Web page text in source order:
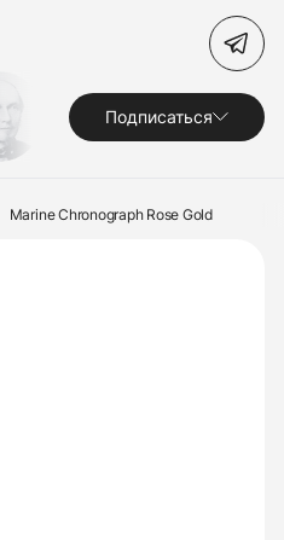
Подписаться
Marine Chronograph Rose Gold